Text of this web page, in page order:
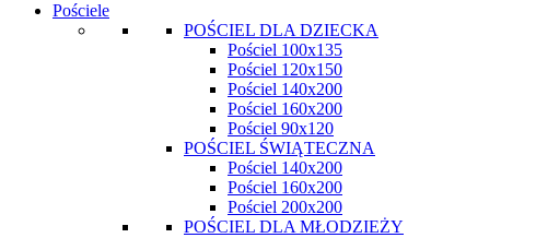
Pościele
POŚCIEL DLA DZIECKA
Pościel 100x135
Pościel 120x150
Pościel 140x200
Pościel 160x200
Pościel 90x120
POŚCIEL ŚWIĄTECZNA
Pościel 140x200
Pościel 160x200
Pościel 200x200
POŚCIEL DLA MŁODZIEŻY